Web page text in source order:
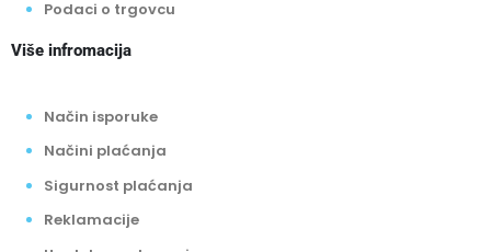
Podaci o trgovcu
Više infromacija
Način isporuke
Načini plaćanja
Sigurnost plaćanja
Reklamacije